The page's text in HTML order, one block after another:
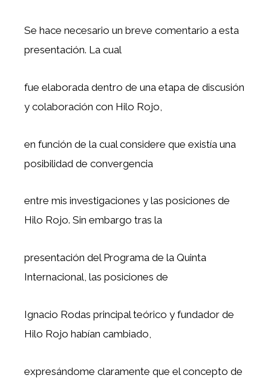
Se hace necesario un breve comentario a esta
presentación. La cual
fue elaborada dentro de una etapa de discusión
y colaboración con Hilo Rojo,
en función de la cual considere que existía una
posibilidad de convergencia
entre mis investigaciones y las posiciones de
Hilo Rojo. Sin embargo tras la
presentación del Programa de la Quinta
Internacional, las posiciones de
Ignacio Rodas principal teórico y fundador de
Hilo Rojo habían cambiado,
expresándome claramente que el concepto de